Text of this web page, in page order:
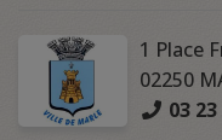
1 Place
02250
03